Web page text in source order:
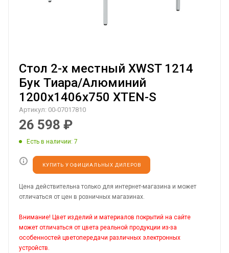
Стол 2-х местный XWST 1214
Бук Тиара/Алюминий
1200х1406х750 XTEN-S
Артикул: 00-07017810
26 598 ₽
Есть в наличии: 7
КУПИТЬ У ОФИЦИАЛЬНЫХ ДИЛЕРОВ
Цена действительна только для интернет-магазина и может
отличаться от цен в розничных магазинах.
Внимание! Цвет изделий и материалов покрытий на сайте
может отличаться от цвета реальной продукции из-за
особенностей цветопередачи различных электронных
устройств.